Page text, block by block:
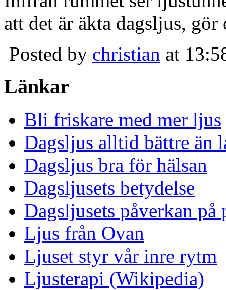
att det är äkta dagsljus,
Posted by christian at
Länkar
Bli friskare med mer ljus
Dagsljus alltid bättre än
Dagsljus bra för hälsan
Dagsljusets betydelse
Dagsljusets påverkan på
Ljus från Ovan
Ljuset styr vår inre rytm
Ljusterapi (Wikipedia)